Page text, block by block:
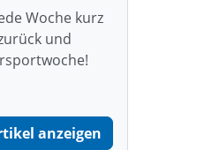
Woche kurz
und
anzeigen